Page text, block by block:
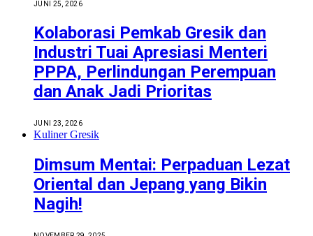
JUNI 25, 2026
Kolaborasi Pemkab Gresik dan
Industri Tuai Apresiasi Menteri
PPPA, Perlindungan Perempuan
dan Anak Jadi Prioritas
JUNI 23, 2026
Kuliner Gresik
Dimsum Mentai: Perpaduan Lezat
Oriental dan Jepang yang Bikin
Nagih!